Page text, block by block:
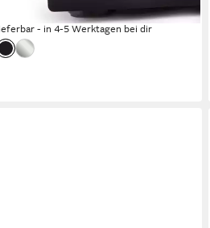
- in 4-5 Werktagen bei dir